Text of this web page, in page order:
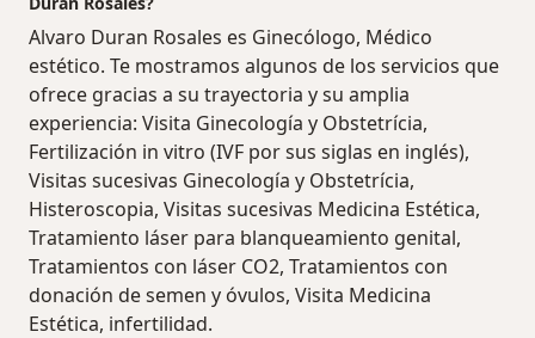
Alvaro Duran Rosales es Ginecólogo, Médico
estético. Te mostramos algunos de los servicios que
ofrece gracias a su trayectoria y su amplia
experiencia: Visita Ginecología y Obstetrícia,
Fertilización in vitro (IVF por sus siglas en inglés),
Visitas sucesivas Ginecología y Obstetrícia,
Histeroscopia, Visitas sucesivas Medicina Estética,
Tratamiento láser para blanqueamiento genital,
Tratamientos con láser CO2, Tratamientos con
donación de semen y óvulos, Visita Medicina
Estética, infertilidad.